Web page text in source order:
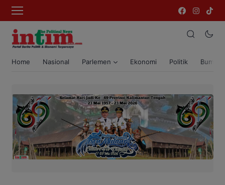
Home Nasional Parlemen Ekonomi Politik Bumi